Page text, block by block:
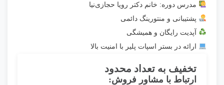
مدرس دوره: خانم دکتر رویا حجازی‌نیا
پشتیبانی و منتورینگ دائمی
آپدیت رایگان و همیشگی
ارائه در بستر اسپات پلیر با امنیت بالا
تخفیف به تعداد محدود
ارتباط با مشاور فروش: